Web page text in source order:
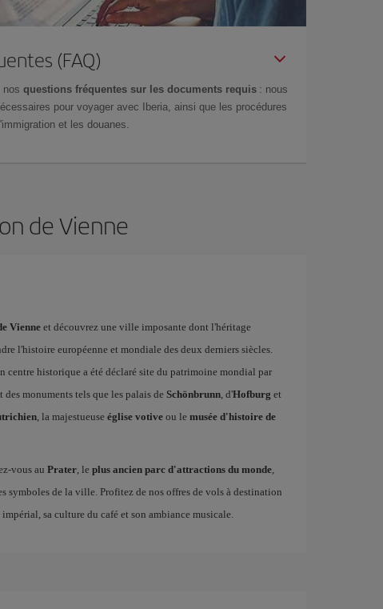
(FAQ)
nos questions fréquentes sur les documents requis : nous
pour voyager avec Iberia, ainsi que les procédures
et les douanes.
de Vienne
Vienneet découvrez une ville imposante dont l'héritage
l'histoire européenne et mondiale des deux derniers siècles.
centre historique a été déclaré site du patrimoine mondial par
monuments tels que les palais de Schönbrunn, d'Hofburg et
, la majestueuse église votiveou le musée d'histoire de
vous au Prater, le plus ancien parc d'attractions du monde,
symboles de la ville. Profitez de nos offres de vols à destination
sa culture du café et son ambiance musicale.